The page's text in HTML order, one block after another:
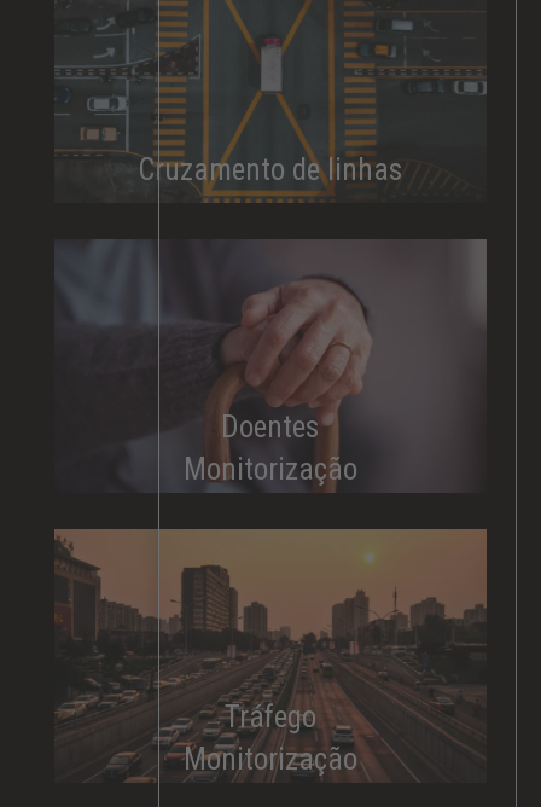
Cruzamento de linhas
Doentes
Monitorização
Tráfego
Monitorização